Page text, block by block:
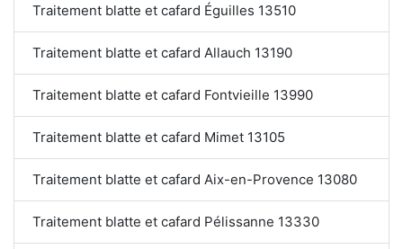
Traitement blatte et cafard Éguilles 13510
Traitement blatte et cafard Allauch 13190
Traitement blatte et cafard Fontvieille 13990
Traitement blatte et cafard Mimet 13105
Traitement blatte et cafard Aix-en-Provence 13080
Traitement blatte et cafard Pélissanne 13330